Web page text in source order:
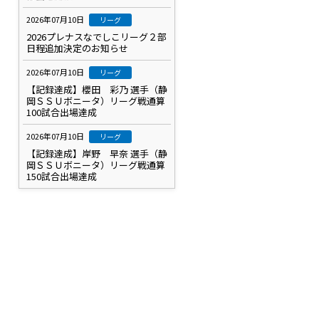
2026年07月10日 リーグ
2026プレナスなでしこリーグ２部
日程追加決定のお知らせ
2026年07月10日 リーグ
【記録達成】櫻田 彩乃 選手（静
岡ＳＳＵボニータ）リーグ戦通算
100試合出場達成
2026年07月10日 リーグ
【記録達成】岸野 早奈 選手（静
岡ＳＳＵボニータ）リーグ戦通算
150試合出場達成